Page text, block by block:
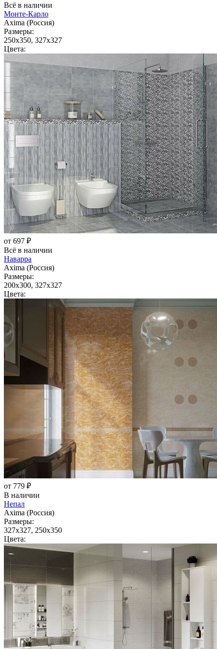
Всё в наличии
Монте-Карло
Axima (Россия)
Размеры:
250x350, 327x327
Цвета:
от 697 ₽
Всё в наличии
Наварра
Axima (Россия)
Размеры:
200x300, 327x327
Цвета:
от 779 ₽
В наличии
Непал
Axima (Россия)
Размеры:
327x327, 250x350
Цвета: